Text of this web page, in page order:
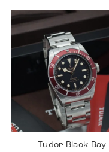
Tudor Black Bay